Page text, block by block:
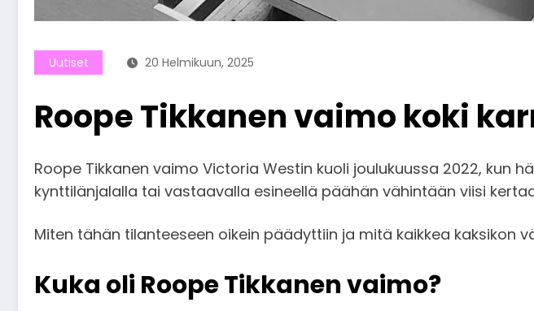
Uutiset 20 Helmikuun, 2025
Roope Tikkanen vaimo koki
Roope Tikkanen vaimo Victoria Westin kuoli joulukuussa 2022, kun
kynttilänjalalla tai vastaavalla esineellä päähän vähintään viisi
Miten tähän tilanteeseen oikein päädyttiin ja mitä kaikkea kaksikon
Kuka oli Roope Tikkanen vaimo?